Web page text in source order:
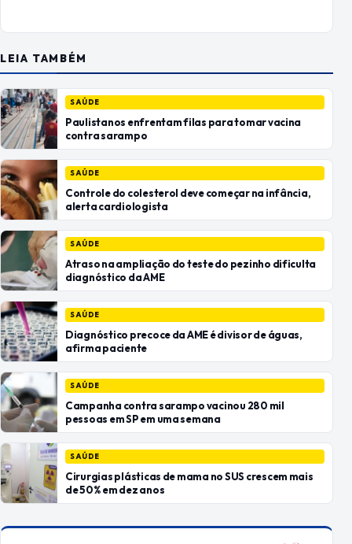
LEIA TAMBÉM
SAÚDE
Paulistanos enfrentam filas para tomar vacina
contra sarampo
SAÚDE
Controle do colesterol deve começar na infância,
alerta cardiologista
SAÚDE
Atraso na ampliação do teste do pezinho dificulta
diagnóstico da AME
SAÚDE
Diagnóstico precoce da AME é divisor de águas,
afirma paciente
SAÚDE
Campanha contra sarampo vacinou 280 mil
pessoas em SP em uma semana
SAÚDE
Cirurgias plásticas de mama no SUS crescem mais
de 50% em dez anos